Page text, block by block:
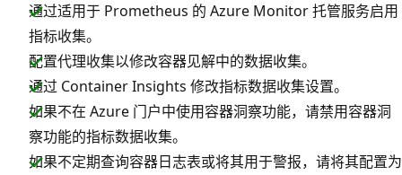
通过适用于 Prometheus 的 Azure Monitor 托管服务启用
指标收集。
配置代理收集以修改容器见解中的数据收集。
通过 Container Insights 修改指标数据收集设置。
如果不在 Azure 门户中使用容器洞察功能，请禁用容器洞
察功能的指标数据收集。
如果不定期查询容器日志表或将其用于警报，请将其配置为